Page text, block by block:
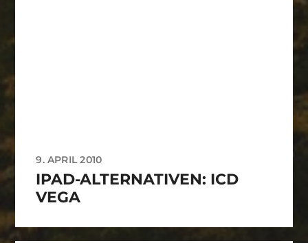
9. APRIL 2010
IPAD-ALTERNATIVEN: ICD
VEGA